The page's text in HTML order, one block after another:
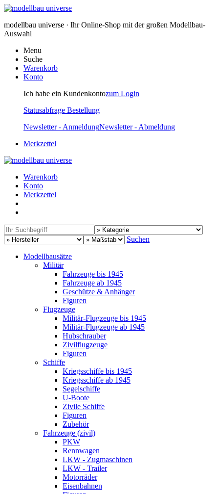
modellbau universe · Ihr Online-Shop mit der großen Modellbau-
Auswahl
Menu
Suche
Warenkorb
Konto
Ich habe ein Kundenkontozum Login
Statusabfrage Bestellung
Newsletter - AnmeldungNewsletter - Abmeldung
Merkzettel
Warenkorb
Konto
Merkzettel
Suchen
Modellbausätze
Militär
Fahrzeuge bis 1945
Fahrzeuge ab 1945
Geschütze & Anhänger
Figuren
Flugzeuge
Militär-Flugzeuge bis 1945
Militär-Flugzeuge ab 1945
Hubschrauber
Zivilflugzeuge
Figuren
Schiffe
Kriegsschiffe bis 1945
Kriegsschiffe ab 1945
Segelschiffe
U-Boote
Zivile Schiffe
Figuren
Zubehör
Fahrzeuge (zivil)
PKW
Rennwagen
LKW - Zugmaschinen
LKW - Trailer
Motorräder
Eisenbahnen